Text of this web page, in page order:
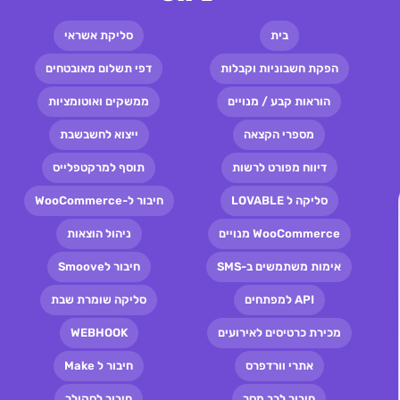
בית סליקת אשראי
הפקת חשבוניות וקבלות דפי תשלום מאובטחים
הוראות קבע / מנויים ממשקים ואוטומציות
מספרי הקצאה ייצוא לחשבשבת
דיווח מפורט לרשות תוסף למרקטפלייס
סליקה ל LOVABLE חיבור ל-WooCommerce
WooCommerce מנויים ניהול הוצאות
אימות משתמשים ב-SMS חיבור לSmoove
API למפתחים סליקה שומרת שבת
מכירת כרטיסים לאירועים WEBHOOK
אתרי וורדפרס חיבור ל Make